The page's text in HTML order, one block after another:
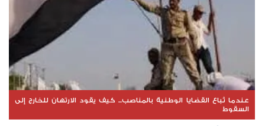
عندما تُباع القضايا الوطنية بالمناصب... كيف يقود الارتهان للخارج إلى
السقوط